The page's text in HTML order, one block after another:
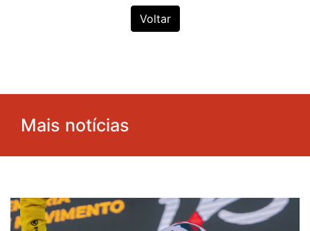
Voltar
Mais notícias